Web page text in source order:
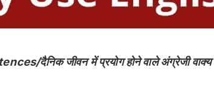
दैनिक जीवन में प्रयोग होने वाले अंग्रेजी वाक्य